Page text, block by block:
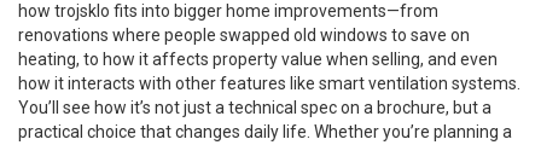
how trojsklo fits into bigger home improvements—from
renovations where people swapped old windows to save on
heating, to how it affects property value when selling, and even
how it interacts with other features like smart ventilation systems.
You’ll see how it’s not just a technical spec on a brochure, but a
practical choice that changes daily life. Whether you’re planning a